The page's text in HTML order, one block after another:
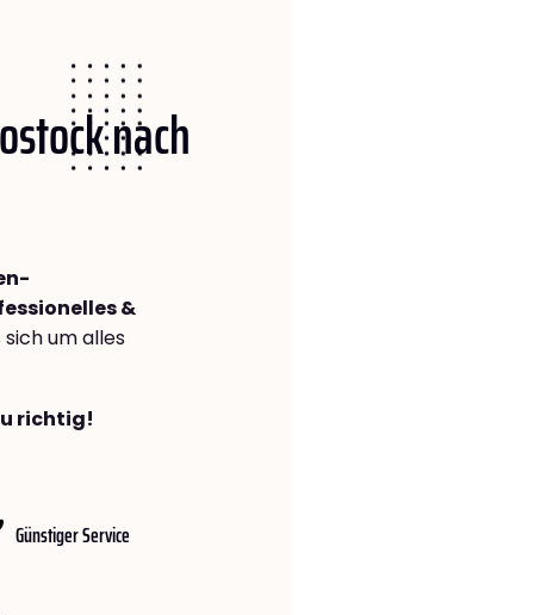
nach
&
sich um alles
richtig!
Günstiger Service